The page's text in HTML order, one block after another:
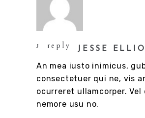
reply JESSE
An mea iusto inimicus,
consectetuer qui ne, vis
ocurreret ullamcorper. Vel
nemore usu no.